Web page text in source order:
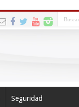
Seguridad